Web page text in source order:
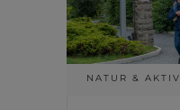
NATUR & AKTIV